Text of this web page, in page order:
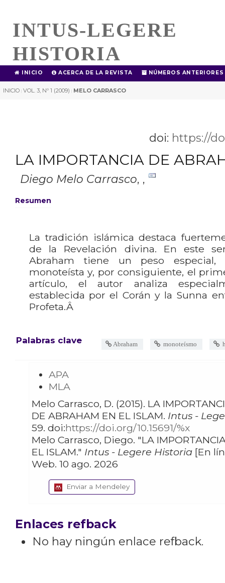
INTUS-LEGERE
HISTORIA
INICIO ACERCA DE LA REVISTA NÚMEROS ANTERIORES
INICIO | VOL. 3, Nº 1 (2009) | MELO CARRASCO
doi: https://
LA IMPORTANCIA DE
Diego Melo Carrasco, ,
Resumen
La tradición islámica destaca
de la Revelación divina. En este
Abraham tiene un peso
monoteísta y, por consiguiente, el
artículo, el autor analiza
establecida por el Corán y la Sunna
Profeta.Â
Palabras clave Abraham monoteísmo
APA
MLA
Melo Carrasco, D. (2015). LA IMPORTANCIA
DE ABRAHAM EN EL ISLAM. Intus -
59. doi:https://doi.org/10.15691/%x
Melo Carrasco, Diego. "LA IMPORTANCIA DE ABRAHAM EN
EL ISLAM." Intus - Legere Historia [En
Web. 10 ago. 2026
Enviar a Mendeley
Enlaces refback
No hay ningún enlace refback.